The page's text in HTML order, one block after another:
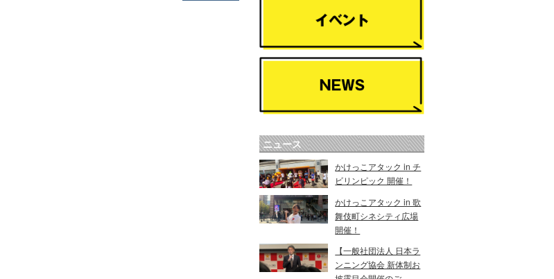
ニュース
かけっこアタック in チ
ビリンピック 開催！
かけっこアタック in 歌
舞伎町シネシティ広場
開催！
【一般社団法人 日本ラ
ンニング協会 新体制お